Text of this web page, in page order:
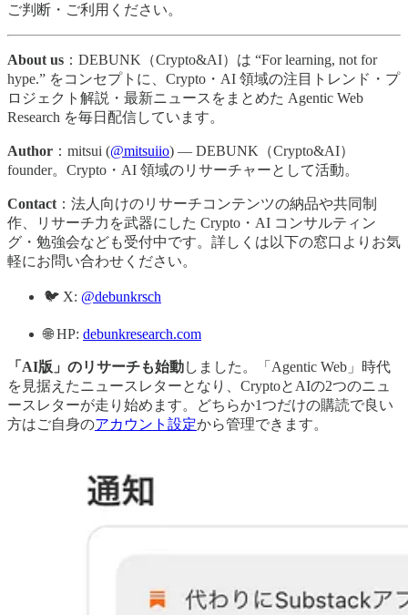
ご判断・ご利用ください。
About us ：DEBUNK（Crypto&AI）は “For learning, not for
hype.” をコンセプトに、Crypto・AI 領域の注目トレンド・プ
ロジェクト解説・最新ニュースをまとめた Agentic Web
Research を毎日配信しています。
Author ：mitsui (@mitsuiio) — DEBUNK（Crypto&AI）
founder。Crypto・AI 領域のリサーチャーとして活動。
Contact ：法人向けのリサーチコンテンツの納品や共同制
作、リサーチ力を武器にした Crypto・AI コンサルティン
グ・勉強会なども受付中です。詳しくは以下の窓口よりお気
軽にお問い合わせください。
🐦 X: @debunkrsch
🌐 HP: debunkresearch.com
「AI版」のリサーチも始動しました。「Agentic Web」時代
を見据えたニュースレターとなり、CryptoとAIの2つのニュ
ースレターが走り始めます。どちらか1つだけの購読で良い
方はご自身のアカウント設定から管理できます。